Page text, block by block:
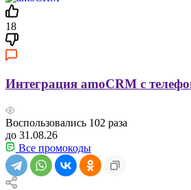
18
Интеграция amoCRM с
Воспользовались 102 раза
до 31.08.26
Все промокоды